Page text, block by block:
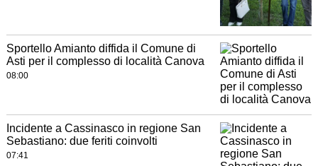
Sportello Amianto diffida il Comune di
Asti per il complesso di località Canova
08:00
Incidente a Cassinasco in regione San
Sebastiano: due feriti coinvolti
07:41